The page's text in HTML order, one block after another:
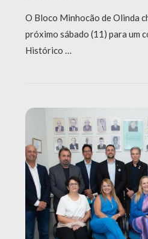
O Bloco Minhocão de Olinda
próximo sábado (11) para um
Histórico …